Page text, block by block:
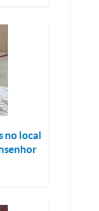
no local